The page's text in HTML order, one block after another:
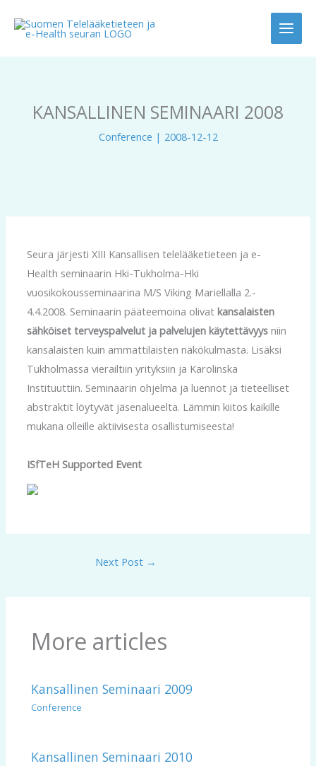
KANSALLINEN SEMINAARI 2008
Conference | 2008-12-12
Seura järjesti XIII Kansallisen telelääketieteen ja e-
Health seminaarin Hki-Tukholma-Hki
vuosikokousseminaarina M/S Viking Mariellalla 2.-
4.4.2008. Seminaarin pääteemoina olivat kansalaisten
sähköiset terveyspalvelut ja palvelujen käytettävyysniin
kansalaisten kuin ammattilaisten näkökulmasta. Lisäksi
Tukholmassa vierailtiin yrityksiin ja Karolinska
Instituuttiin. Seminaarin ohjelma ja luennot ja tieteelliset
abstraktit löytyvät jäsenalueelta. Lämmin kiitos kaikille
mukana olleille aktiivisesta osallistumiseesta!
ISfTeH Supported Event
Next Post →
More articles
Kansallinen Seminaari 2009
Conference
Kansallinen Seminaari 2010